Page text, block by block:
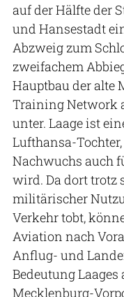
auf der Hälfte der
und Hansestadt
Abzweig zum
zweifachem
Hauptbau der alte
Training Network
unter. Laage ist
Lufthansa-
Nachwuchs auch
wird. Da dort trotz
militärischer
Verkehr tobt,
Aviation nach
Anflug- und
Bedeutung
Mecklenburg-